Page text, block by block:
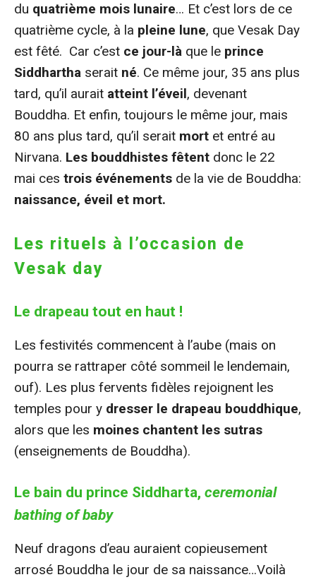
du quatrième mois lunaire… Et c’est lors de ce
quatrième cycle, à la pleine lune, que Vesak Day
est fêté. Car c’est ce jour-là que le prince
Siddhartha serait né. Ce même jour, 35 ans plus
tard, qu’il aurait atteint l’éveil, devenant
Bouddha. Et enfin, toujours le même jour, mais
80 ans plus tard, qu’il serait mort et entré au
Nirvana. Les bouddhistes fêtent donc le 22
mai ces trois événements de la vie de Bouddha:
naissance, éveil et mort.
Les rituels à l’occasion de
Vesak day
Le drapeau tout en haut !
Les festivités commencent à l’aube (mais on
pourra se rattraper côté sommeil le lendemain,
ouf). Les plus fervents fidèles rejoignent les
temples pour y dresser le drapeau bouddhique,
alors que les moines chantent les sutras
(enseignements de Bouddha).
Le bain du prince Siddharta, ceremonial
bathing of baby
Neuf dragons d’eau auraient copieusement
arrosé Bouddha le jour de sa naissance…Voilà